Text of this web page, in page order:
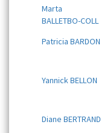
Marta
BALLETBO-COLL
Patricia BARDON
Yannick BELLON
Diane BERTRAND